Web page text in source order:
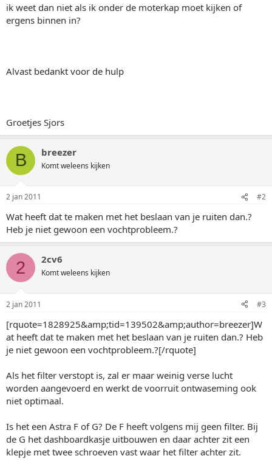
ik weet dan niet als ik onder de moterkap moet kijken of
ergens binnen in?
Alvast bedankt voor de hulp
Groetjes Sjors
B breezer
Komt weleens kijken
2 jan 2011 #2
Wat heeft dat te maken met het beslaan van je ruiten dan.?
Heb je niet gewoon een vochtprobleem.?
2 2cv6
Komt weleens kijken
2 jan 2011 #3
[rquote=1828925&amp;tid=139502&amp;author=breezer]W
at heeft dat te maken met het beslaan van je ruiten dan.? Heb
je niet gewoon een vochtprobleem.?[/rquote]
Als het filter verstopt is, zal er maar weinig verse lucht
worden aangevoerd en werkt de voorruit ontwaseming ook
niet optimaal.
Is het een Astra F of G? De F heeft volgens mij geen filter. Bij
de G het dashboardkasje uitbouwen en daar achter zit een
klepje met twee schroeven vast waar het filter achter zit.